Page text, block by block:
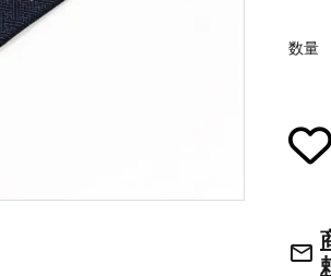
法衣かばん・
数量
mail_outline